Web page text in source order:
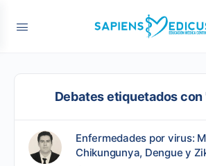
Debates etiquetados con
Enfermedades por virus:
Chikungunya, Dengue y